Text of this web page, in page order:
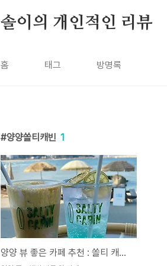
솔이의 개인적인 리뷰
홈 태그 방명록
양양쏠티캐빈 1
양양 뷰 좋은 카페 추천 : 쏠티 캐빈 - 시그니처 음료 강추!